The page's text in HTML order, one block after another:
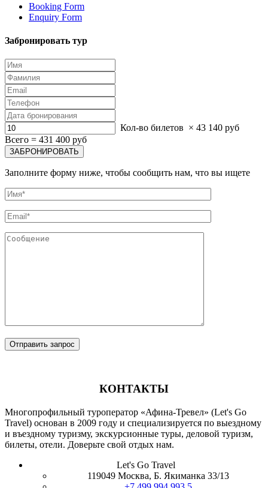
Booking Form
Enquiry Form
Забронировать тур
Кол-во билетов × 43 140 руб
Всего = 431 400 руб
Заполните форму ниже, чтобы сообщить нам, что вы ищете
КОНТАКТЫ
Многопрофильный туроператор «Афина-Тревел» (Let's Go
Travel) основан в 2009 году и специализируется по выездному
и въездному туризму, экскурсионные туры, деловой туризм,
билеты, отели. Доверьте свой отдых нам.
Let's Go Travel
119049 Москва, Б. Якиманка 33/13